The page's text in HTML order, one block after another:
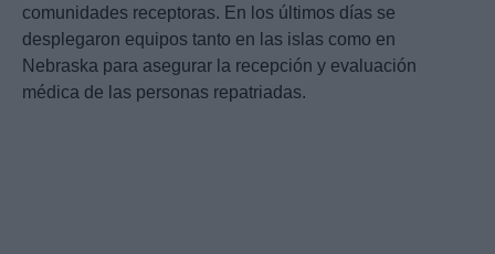
comunidades receptoras. En los últimos días se
desplegaron equipos tanto en las islas como en
Nebraska para asegurar la recepción y evaluación
médica de las personas repatriadas.